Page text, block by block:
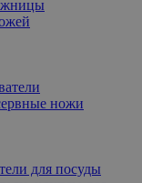
ножи
для посуды